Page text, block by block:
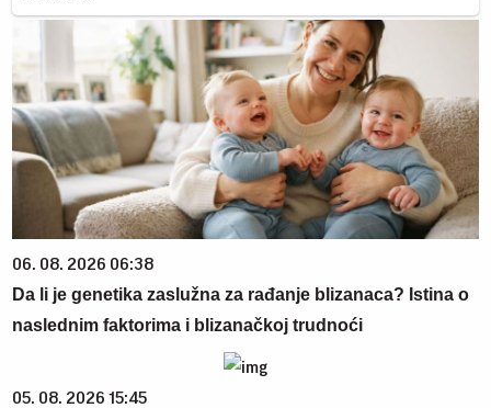
06. 08. 2026 06:38
Da li je genetika zaslužna za rađanje blizanaca? Istina o
naslednim faktorima i blizanačkoj trudnoći
05. 08. 2026 15:45